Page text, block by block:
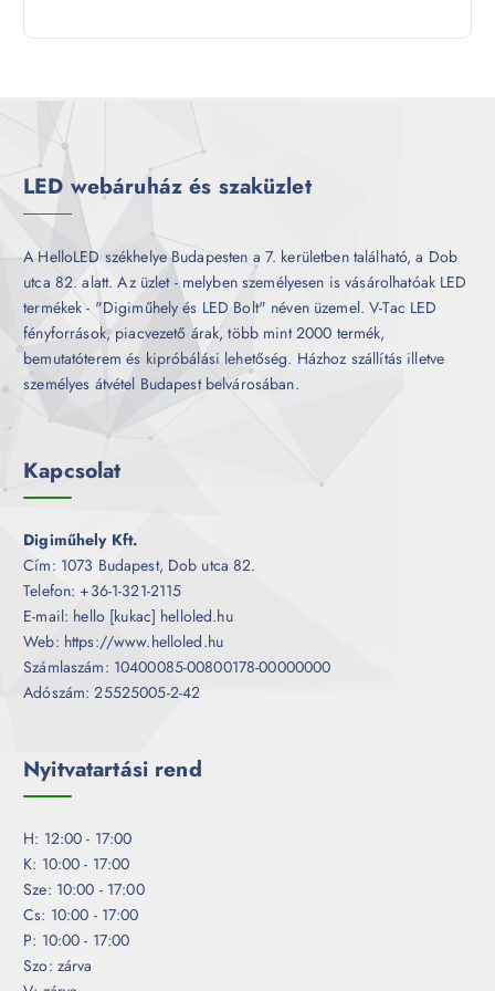
é
r
t
LED webáruház és szaküzlet
A HelloLED székhelye Budapesten a 7. kerületben található, a Dob
utca 82. alatt. Az üzlet - melyben személyesen is vásárolhatóak LED
termékek - "Digiműhely és LED Bolt" néven üzemel. V-Tac LED
fényforrások, piacvezető árak, több mint 2000 termék,
bemutatóterem és kipróbálási lehetőség. Házhoz szállítás illetve
személyes átvétel Budapest belvárosában.
Kapcsolat
Digiműhely Kft.
Cím: 1073 Budapest, Dob utca 82.
Telefon: +36-1-321-2115
E-mail: hello [kukac] helloled.hu
Web: https://www.helloled.hu
Számlaszám: 10400085-00800178-00000000
Adószám: 25525005-2-42
Nyitvatartási rend
H: 12:00 - 17:00
K: 10:00 - 17:00
Sze: 10:00 - 17:00
Cs: 10:00 - 17:00
P: 10:00 - 17:00
Szo: zárva